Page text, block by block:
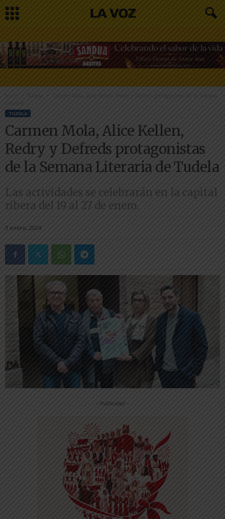
Inicio Tudela
Carmen Mola, Alice Kellen, Redry y Defreds protagonistas de la Semana
Literaria...
TUDELA
Carmen Mola, Alice Kellen,
Redry y Defreds protagonistas
de la Semana Literaria de Tudela
Las actividades se celebrarán en la capital
ribera del 19 al 27 de enero.
3 enero, 2024
-- Publicidad --